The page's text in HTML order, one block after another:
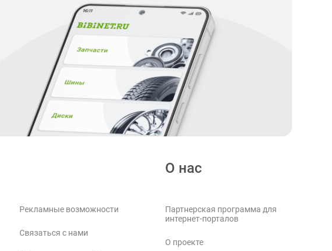
Рекламные возможности
Связаться с нами
О нас
Партнерская программа для
интернет-порталов
О проекте